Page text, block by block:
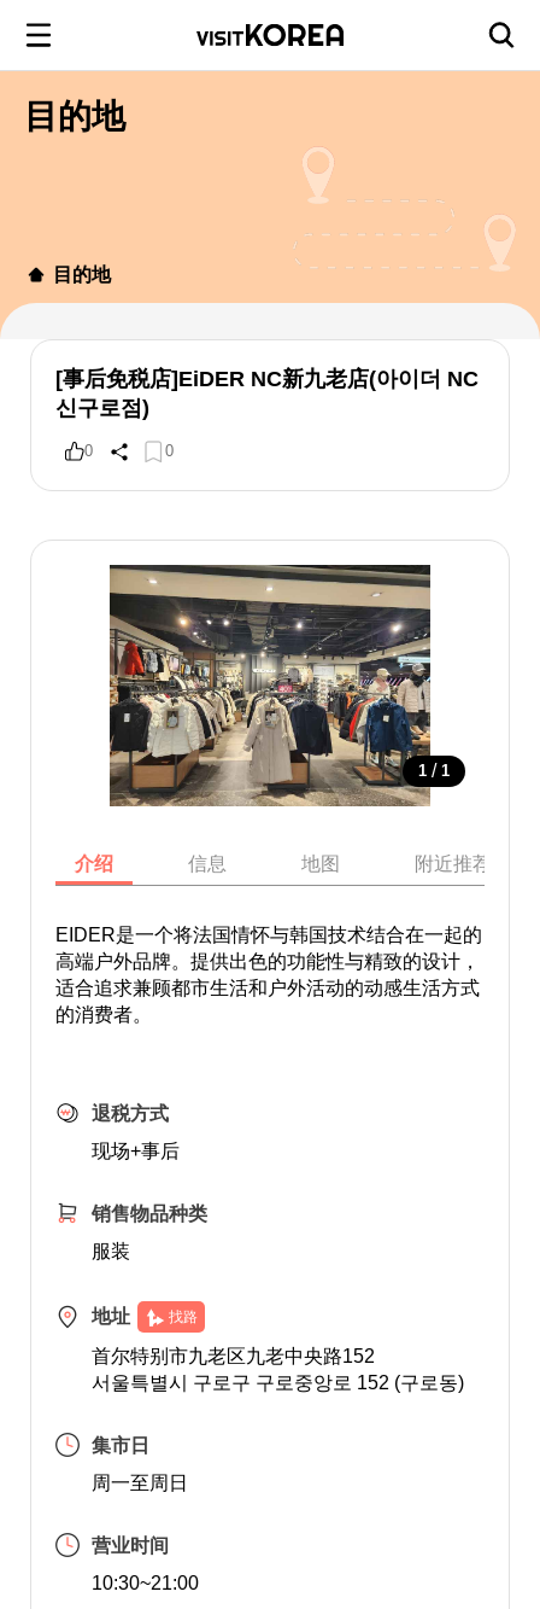
目的地
目的地
[事后免税店]EiDER NC新九老店(아이더 NC
신구로점)
0 0
1 / 1
介绍 信息 地图 附近推荐景点
EIDER是一个将法国情怀与韩国技术结合在一起的
高端户外品牌。提供出色的功能性与精致的设计，
适合追求兼顾都市生活和户外活动的动感生活方式
的消费者。
退税方式
现场+事后
销售物品种类
服装
地址 找路
首尔特别市九老区九老中央路152
서울특별시 구로구 구로중앙로 152 (구로동)
集市日
周一至周日
营业时间
10:30~21:00